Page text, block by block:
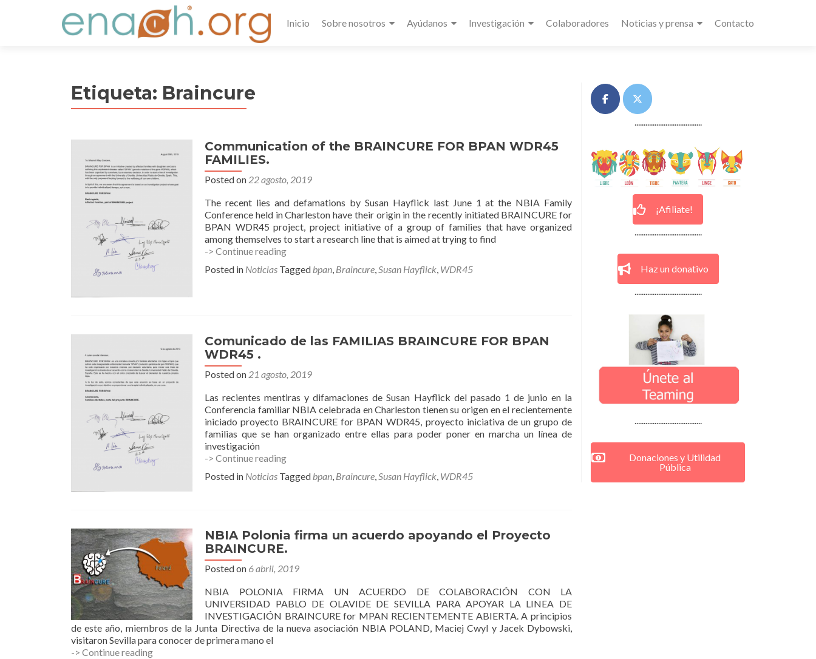
Menu
Inicio Sobre nosotros Ayúdanos Investigación Colaboradores Noticias y prensa Contacto
Etiqueta: Braincure
Communication of the BRAINCURE FOR BPAN WDR45
FAMILIES.
Posted on 22 agosto, 2019
The recent lies and defamations by Susan Hayflick last June 1 at the NBIA Family
Conference held in Charleston have their origin in the recently initiated BRAINCURE for
BPAN WDR45 project, project initiative of a group of families that have organized
among themselves to start a research line that is aimed at trying to find
-> Continue readingCommunication
the
FAMILIES.
Posted in Noticias Tagged bpan, Braincure,Susan Hayflick, WDR45
Comunicado de las FAMILIAS BRAINCURE FOR BPAN
WDR45 .
Posted on 21 agosto, 2019
Las recientes mentiras y difamaciones de Susan Hayflick del pasado 1 de junio en la
Conferencia familiar NBIA celebrada en Charleston tienen su origen en el recientemente
iniciado proyecto BRAINCURE for BPAN WDR45, proyecto iniciativa de un grupo de
familias que se han organizado entre ellas para poder poner en marcha un línea de
investigación
-> Continue readingComunicado
las
BPAN
WDR45
.
Posted in Noticias Tagged bpan Braincure Susan Hayflick WDR45
NBIA Polonia firma un acuerdo apoyando el Proyecto
BRAINCURE.
Posted on 6 abril, 2019
NBIA POLONIA FIRMA UN ACUERDO DE COLABORACIÓN CON LA
UNIVERSIDAD PABLO DE OLAVIDE DE SEVILLA PARA APOYAR LA LINEA DE
INVESTIGACIÓN BRAINCURE for MPAN RECIENTEMENTE ABIERTA. A principios
de este año, miembros de la Junta Directiva de la nueva asociación NBIA POLAND, Maciej Cwyl y Jacek Dybowski,
visitaron Sevilla para conocer de primera mano el
-> Continue readingNBIA
.....................................
¡Afiliate!
Haz un donativo
Donaciones y Utilidad
Pública